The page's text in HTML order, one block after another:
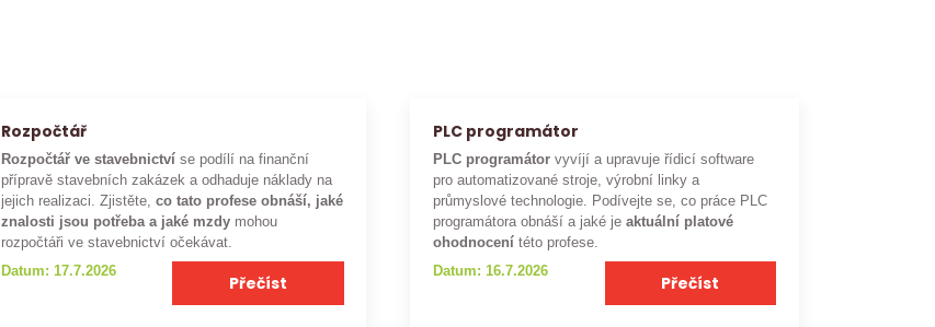
Rozpočtář
Rozpočtář ve stavebnictví se podílí na finanční
přípravě stavebních zakázek a odhaduje náklady na
jejich realizaci. Zjistěte,co tato profese obnáší, jaké
znalosti jsou potřeba a jaké mzdy mohou
rozpočtáři ve stavebnictví očekávat.
Datum: 17.7.2026
Přečíst
PLC programátor
PLC programátor vyvíjí a upravuje řídicí software
pro automatizované stroje, výrobní linky a
průmyslové technologie. Podívejte se, co práce PLC
programátora obnáší a jaké je aktuální platové
ohodnocení této profese.
Datum: 16.7.2026
Přečíst